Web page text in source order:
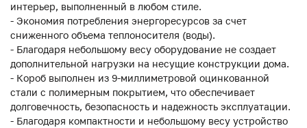
интерьер, выполненный в любом стиле.
- Экономия потребления энергоресурсов за счет
сниженного объема теплоносителя (воды).
- Благодаря небольшому весу оборудование не создает
дополнительной нагрузки на несущие конструкции дома.
- Короб выполнен из 9-миллиметровой оцинкованной
стали с полимерным покрытием, что обеспечивает
долговечность, безопасность и надежность эксплуатации.
- Благодаря компактности и небольшому весу устройство